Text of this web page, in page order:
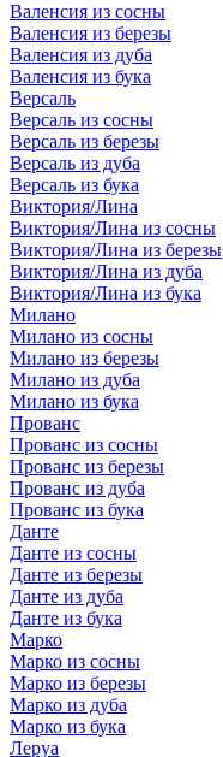
Валенсия из сосны
Валенсия из березы
Валенсия из дуба
Валенсия из бука
Версаль
Версаль из сосны
Версаль из березы
Версаль из дуба
Версаль из бука
Виктория/Лина
Виктория/Лина из сосны
Виктория/Лина из березы
Виктория/Лина из дуба
Виктория/Лина из бука
Милано
Милано из сосны
Милано из березы
Милано из дуба
Милано из бука
Прованс
Прованс из сосны
Прованс из березы
Прованс из дуба
Прованс из бука
Данте
Данте из сосны
Данте из березы
Данте из дуба
Данте из бука
Марко
Марко из сосны
Марко из березы
Марко из дуба
Марко из бука
Леруа